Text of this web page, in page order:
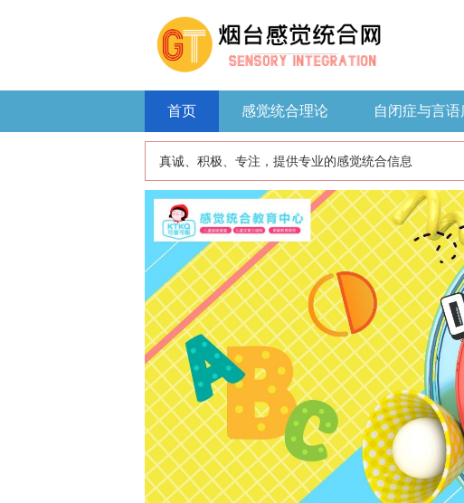
首页 感觉统合理论 自闭症与言语
真诚、积极、专注，提供专业的感觉统合信息